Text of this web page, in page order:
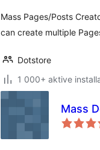
Mass Pages/Posts
can create multiple
Dotstore
1 000+ aktive
Mass